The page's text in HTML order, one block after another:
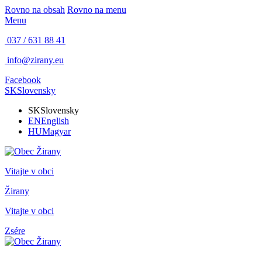
Rovno na obsah Rovno na menu
Menu
037 / 631 88 41
info@zirany.eu
Facebook
SKSlovensky
SKSlovensky
ENEnglish
HUMagyar
Vitajte v obci
Žirany
Vitajte v obci
Zsére